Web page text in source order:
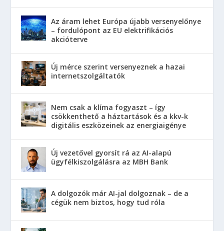
Az áram lehet Európa újabb versenyelőnye
– fordulópont az EU elektrifikációs
akcióterve
Új mérce szerint versenyeznek a hazai
internetszolgáltatók
Nem csak a klíma fogyaszt – így
csökkenthető a háztartások és a kkv-k
digitális eszközeinek az energiaigénye
Új vezetővel gyorsít rá az AI-alapú
ügyfélkiszolgálásra az MBH Bank
A dolgozók már AI-jal dolgoznak – de a
cégük nem biztos, hogy tud róla